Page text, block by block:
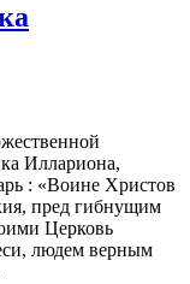
Иллариона,
: «Воине Христов
пред гибнущим
Церковь
людем верным